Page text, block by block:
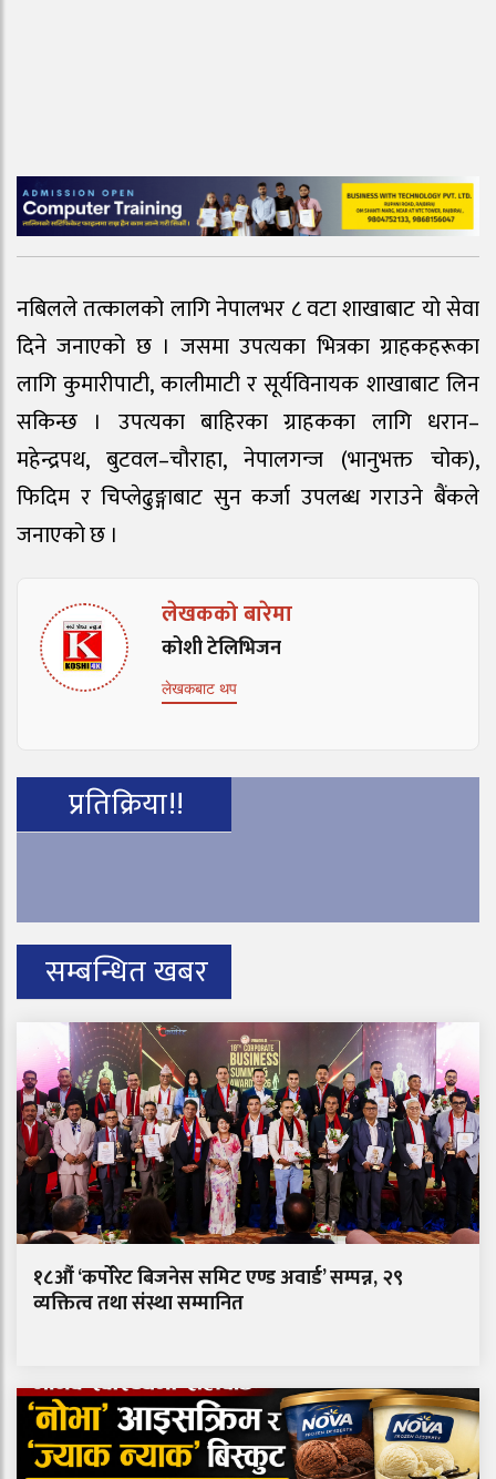
नबिलले तत्कालको लागि नेपालभर ८ वटा शाखाबाट यो सेवा
दिने जनाएको छ । जसमा उपत्यका भित्रका ग्राहकहरूका
लागि कुमारीपाटी, कालीमाटी र सूर्यविनायक शाखाबाट लिन
सकिन्छ । उपत्यका बाहिरका ग्राहकका लागि धरान–
महेन्द्रपथ, बुटवल–चौराहा, नेपालगन्ज (भानुभक्त चोक),
फिदिम र चिप्लेढुङ्गाबाट सुन कर्जा उपलब्ध गराउने बैंकले
जनाएको छ ।
लेखकको बारेमा
कोशी टेलिभिजन
लेखकबाट थप
प्रतिक्रिया!!
सम्बन्धित खबर
१८औं ‘कर्पोरेट बिजनेस समिट एण्ड अवार्ड’ सम्पन्न, २९
व्यक्तित्व तथा संस्था सम्मानित